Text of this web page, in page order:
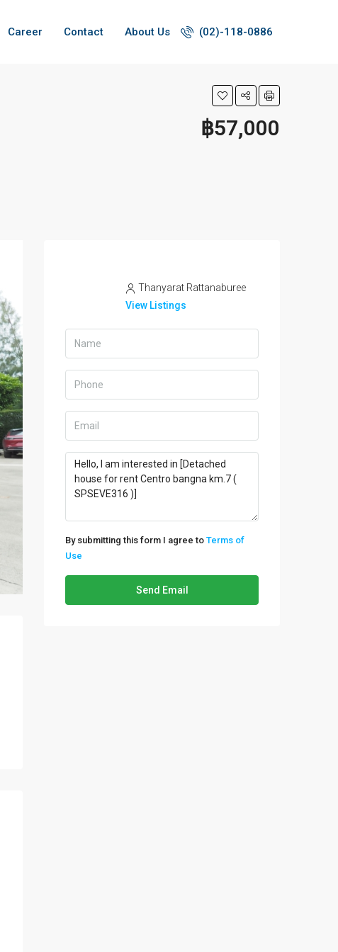
Career Contact About Us (02)-118-0886
฿57,000
Thanyarat Rattanaburee
View Listings
By submitting this form I agree to Terms of
Use
Send Email